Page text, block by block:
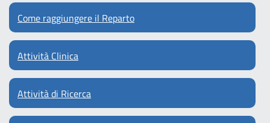
Come raggiungere il Reparto
Attività Clinica
Attività di Ricerca